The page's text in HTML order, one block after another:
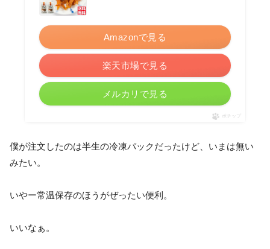
Amazonで見る
楽天市場で見る
メルカリで見る
ポチップ
僕が注文したのは半生の冷凍パックだったけど、いまは無い
みたい。
いやー常温保存のほうがぜったい便利。
いいなぁ。